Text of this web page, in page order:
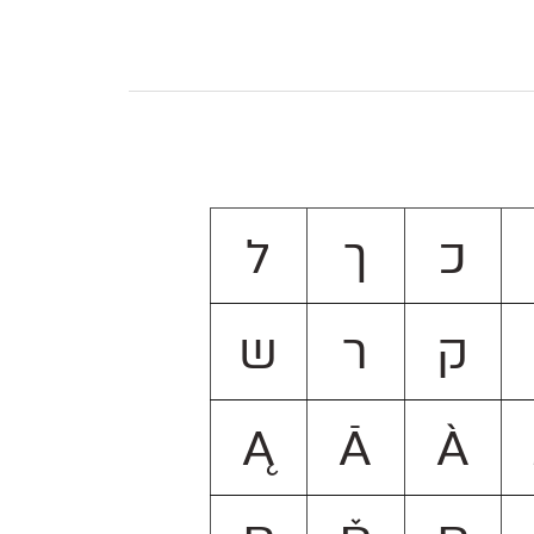
כ ך
ל
ק ר
ש
À
Ā
Ą